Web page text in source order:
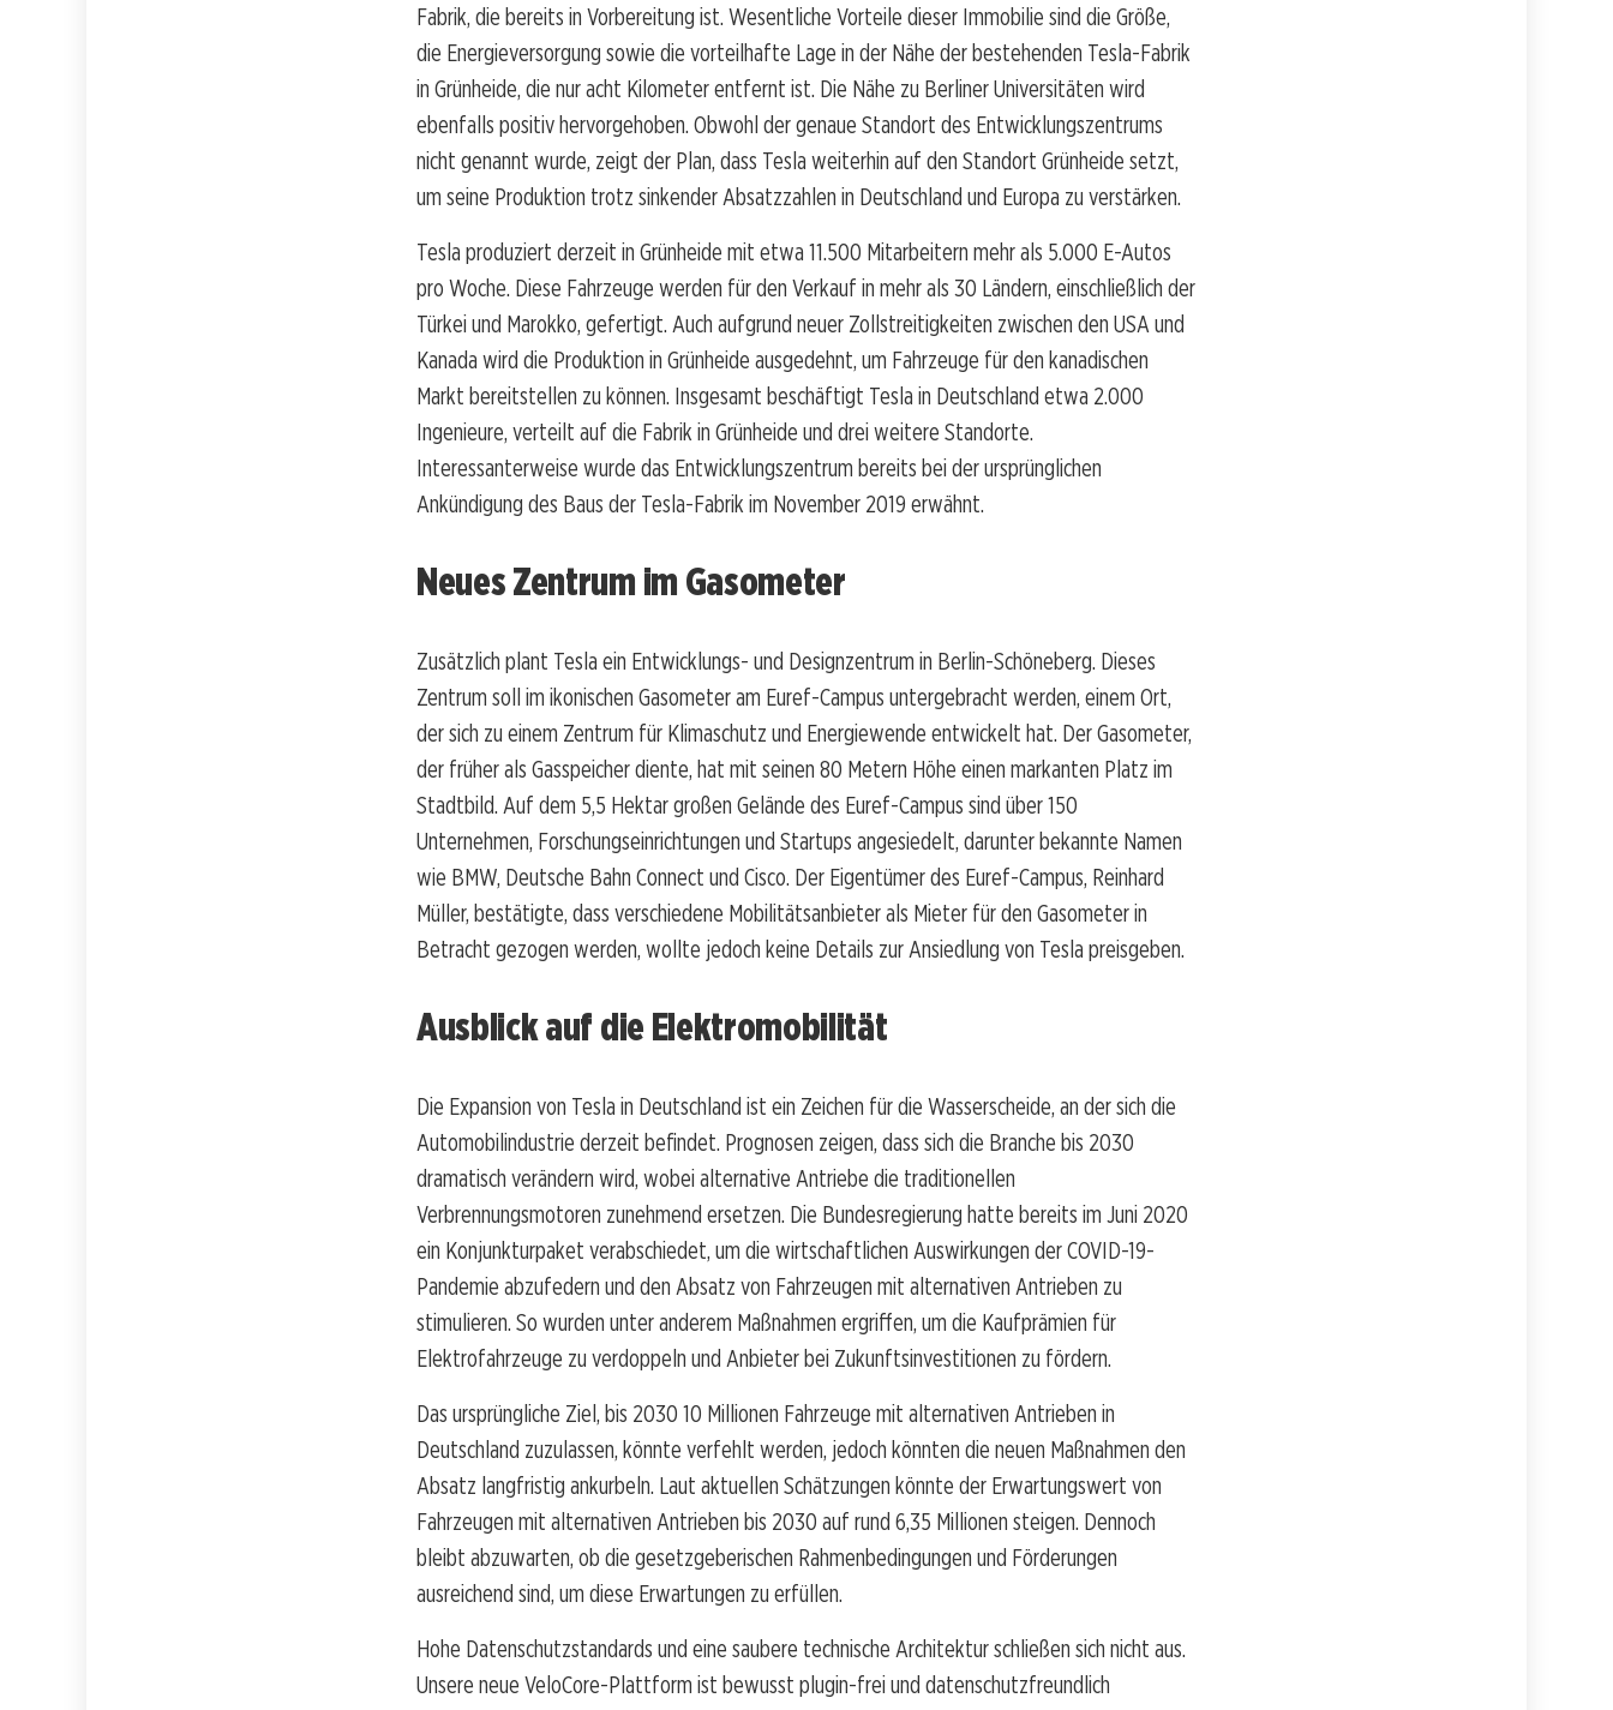
Fabrik, die bereits in Vorbereitung ist. Wesentliche Vorteile dieser Immobilie sind die Größe,
die Energieversorgung sowie die vorteilhafte Lage in der Nähe der bestehenden Tesla-Fabrik
in Grünheide, die nur acht Kilometer entfernt ist. Die Nähe zu Berliner Universitäten wird
ebenfalls positiv hervorgehoben. Obwohl der genaue Standort des Entwicklungszentrums
nicht genannt wurde, zeigt der Plan, dass Tesla weiterhin auf den Standort Grünheide setzt,
um seine Produktion trotz sinkender Absatzzahlen in Deutschland und Europa zu verstärken.
Tesla produziert derzeit in Grünheide mit etwa 11.500 Mitarbeitern mehr als 5.000 E-Autos
pro Woche. Diese Fahrzeuge werden für den Verkauf in mehr als 30 Ländern, einschließlich der
Türkei und Marokko, gefertigt. Auch aufgrund neuer Zollstreitigkeiten zwischen den USA und
Kanada wird die Produktion in Grünheide ausgedehnt, um Fahrzeuge für den kanadischen
Markt bereitstellen zu können. Insgesamt beschäftigt Tesla in Deutschland etwa 2.000
Ingenieure, verteilt auf die Fabrik in Grünheide und drei weitere Standorte.
Interessanterweise wurde das Entwicklungszentrum bereits bei der ursprünglichen
Ankündigung des Baus der Tesla-Fabrik im November 2019 erwähnt.
Neues Zentrum im Gasometer
Zusätzlich plant Tesla ein Entwicklungs- und Designzentrum in Berlin-Schöneberg. Dieses
Zentrum soll im ikonischen Gasometer am Euref-Campus untergebracht werden, einem Ort,
der sich zu einem Zentrum für Klimaschutz und Energiewende entwickelt hat. Der Gasometer,
der früher als Gasspeicher diente, hat mit seinen 80 Metern Höhe einen markanten Platz im
Stadtbild. Auf dem 5,5 Hektar großen Gelände des Euref-Campus sind über 150
Unternehmen, Forschungseinrichtungen und Startups angesiedelt, darunter bekannte Namen
wie BMW, Deutsche Bahn Connect und Cisco. Der Eigentümer des Euref-Campus, Reinhard
Müller, bestätigte, dass verschiedene Mobilitätsanbieter als Mieter für den Gasometer in
Betracht gezogen werden, wollte jedoch keine Details zur Ansiedlung von Tesla preisgeben.
Ausblick auf die Elektromobilität
Die Expansion von Tesla in Deutschland ist ein Zeichen für die Wasserscheide, an der sich die
Automobilindustrie derzeit befindet. Prognosen zeigen, dass sich die Branche bis 2030
dramatisch verändern wird, wobei alternative Antriebe die traditionellen
Verbrennungsmotoren zunehmend ersetzen. Die Bundesregierung hatte bereits im Juni 2020
ein Konjunkturpaket verabschiedet, um die wirtschaftlichen Auswirkungen der COVID-19-
Pandemie abzufedern und den Absatz von Fahrzeugen mit alternativen Antrieben zu
stimulieren. So wurden unter anderem Maßnahmen ergriffen, um die Kaufprämien für
Elektrofahrzeuge zu verdoppeln und Anbieter bei Zukunftsinvestitionen zu fördern.
Das ursprüngliche Ziel, bis 2030 10 Millionen Fahrzeuge mit alternativen Antrieben in
Deutschland zuzulassen, könnte verfehlt werden, jedoch könnten die neuen Maßnahmen den
Absatz langfristig ankurbeln. Laut aktuellen Schätzungen könnte der Erwartungswert von
Fahrzeugen mit alternativen Antrieben bis 2030 auf rund 6,35 Millionen steigen. Dennoch
bleibt abzuwarten, ob die gesetzgeberischen Rahmenbedingungen und Förderungen
ausreichend sind, um diese Erwartungen zu erfüllen.
Hohe Datenschutzstandards und eine saubere technische Architektur schließen sich nicht aus.
Unsere neue VeloCore-Plattform ist bewusst plugin-frei und datenschutzfreundlich